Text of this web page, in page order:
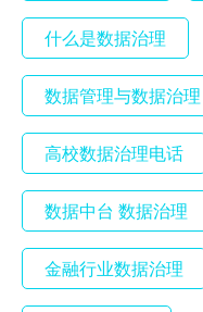
什么是数据治理
数据管理与数据治理
高校数据治理电话
数据中台 数据治理
金融行业数据治理